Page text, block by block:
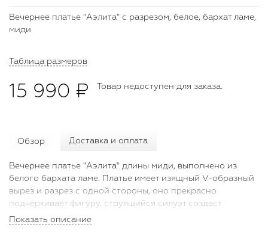
Вечернее платье "Аэлита" с разрезом, белое, бархат ламе,
миди
Таблица размеров
15 990 ₽ Товар недоступен для заказа.
Обзор Доставка и оплата
Вечернее платье "Аэлита" длины миди, выполнено из
белого бархата ламе. Платье имеет изящный V-образный
вырез и разрез с одной стороны, оно прекрасно
подчеркивает фигуру, струящийся силуэт создаст
женственный образ для новогоднего вечера или любого
Показать описание